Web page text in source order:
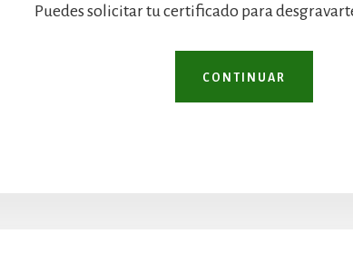
Puedes solicitar tu certificado para
CONTINUAR